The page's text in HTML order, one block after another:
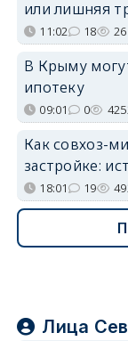
или лишняя
11:02 18
В Крыму
ипотеку
09:01 0
Как совхоз-
застройке:
18:01 19
Лица